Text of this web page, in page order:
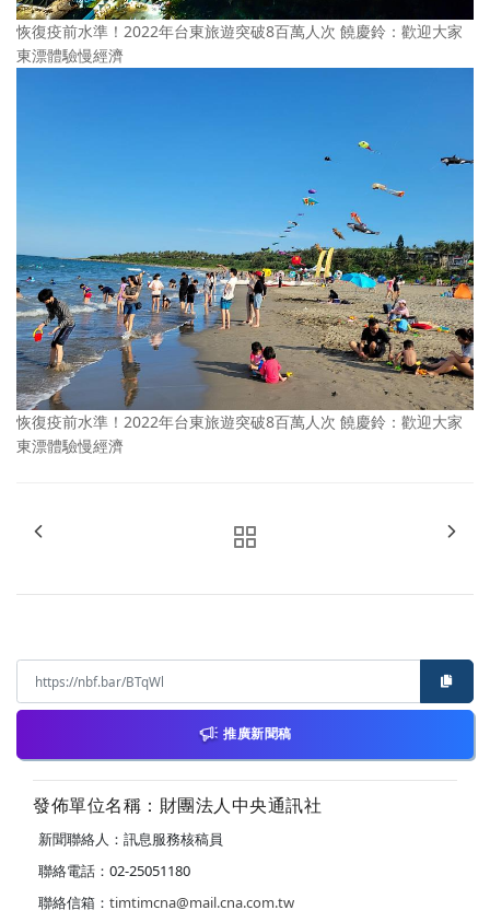
恢復疫前水準！2022年台東旅遊突破8百萬人次 饒慶鈴：歡迎大家
東漂體驗慢經濟
恢復疫前水準！2022年台東旅遊突破8百萬人次 饒慶鈴：歡迎大家
東漂體驗慢經濟
推廣新聞稿
發佈單位名稱：財團法人中央通訊社
新聞聯絡人：訊息服務核稿員
聯絡電話：02-25051180
聯絡信箱： timtimcna@mail.cna.com.tw